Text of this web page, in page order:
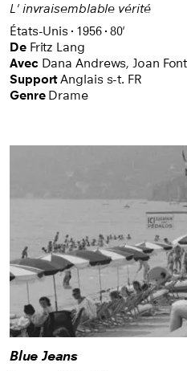
L' invraisemblable vérité
États-Unis
1956 80'
De Fritz Lang
Avec Dana Andrews,Joan
Support Anglais s-t. FR
Genre Drame
Blue Jeans